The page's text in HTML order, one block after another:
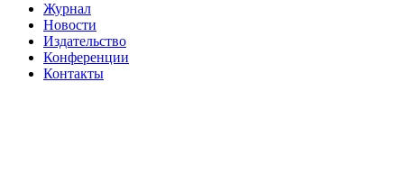
Журнал
Новости
Издательство
Конференции
Контакты